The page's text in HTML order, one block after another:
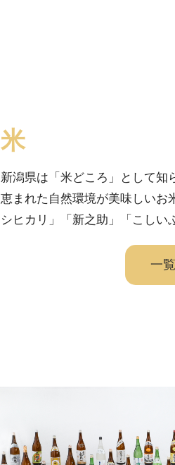
米
新潟県は「米どころ」として知
恵まれた自然環境が美味しいお
シヒカリ」「新之助」「こしい
一